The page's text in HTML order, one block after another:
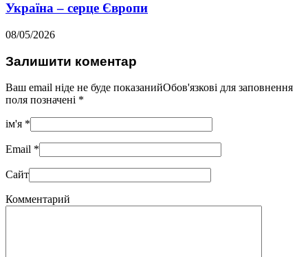
Україна – серце Європи
08/05/2026
Залишити коментар
Ваш email ніде не буде показанийОбов'язкові для заповнення
поля позначені *
ім'я *
Email *
Сайт
Комментарий